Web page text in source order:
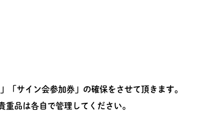
サイン会参加券」の確保をさせて頂きます。
品は各自で管理してください。